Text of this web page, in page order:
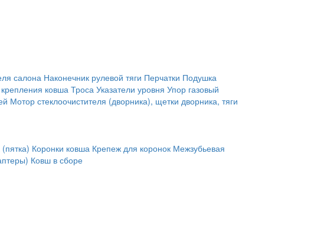
салона Наконечник рулевой тяги Перчатки Подушка
ковша Троса Указатели уровня Упор газовый
Мотор стеклоочистителя (дворника), щетки дворника, тяги
Коронки ковша Крепеж для коронок Межзубьевая
Ковш в сборе